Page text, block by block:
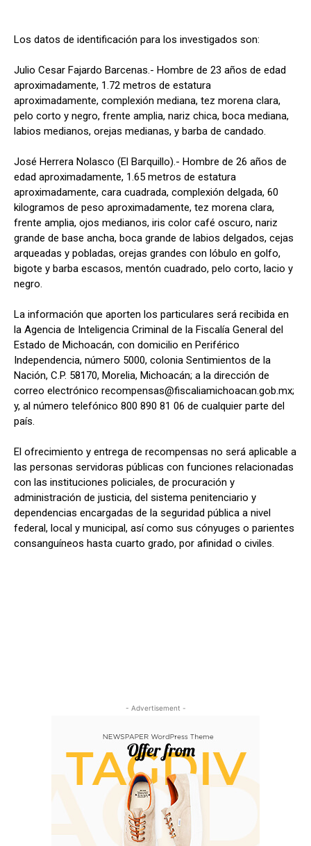
Los datos de identificación para los investigados son:
Julio Cesar Fajardo Barcenas.- Hombre de 23 años de edad
aproximadamente, 1.72 metros de estatura
aproximadamente, complexión mediana, tez morena clara,
pelo corto y negro, frente amplia, nariz chica, boca mediana,
labios medianos, orejas medianas, y barba de candado.
José Herrera Nolasco (El Barquillo).- Hombre de 26 años de
edad aproximadamente, 1.65 metros de estatura
aproximadamente, cara cuadrada, complexión delgada, 60
kilogramos de peso aproximadamente, tez morena clara,
frente amplia, ojos medianos, iris color café oscuro, nariz
grande de base ancha, boca grande de labios delgados, cejas
arqueadas y pobladas, orejas grandes con lóbulo en golfo,
bigote y barba escasos, mentón cuadrado, pelo corto, lacio y
negro.
La información que aporten los particulares será recibida en
la Agencia de Inteligencia Criminal de la Fiscalía General del
Estado de Michoacán, con domicilio en Periférico
Independencia, número 5000, colonia Sentimientos de la
Nación, C.P. 58170, Morelia, Michoacán; a la dirección de
correo electrónico recompensas@fiscaliamichoacan.gob.mx;
y, al número telefónico 800 890 81 06 de cualquier parte del
país.
El ofrecimiento y entrega de recompensas no será aplicable a
las personas servidoras públicas con funciones relacionadas
con las instituciones policiales, de procuración y
administración de justicia, del sistema penitenciario y
dependencias encargadas de la seguridad pública a nivel
federal, local y municipal, así como sus cónyuges o parientes
consanguíneos hasta cuarto grado, por afinidad o civiles.
- Advertisement -